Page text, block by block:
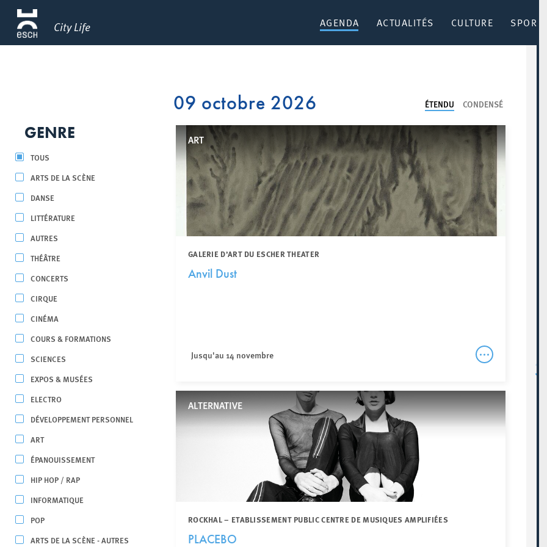
City Life AGENDA ACTUALITÉS CULTURE SPORT
GENRE
TOUS
ARTS DE LA SCÈNE
DANSE
LITTÉRATURE
AUTRES
THÉÂTRE
CONCERTS
CIRQUE
CINÉMA
COURS & FORMATIONS
SCIENCES
EXPOS & MUSÉES
ELECTRO
DÉVELOPPEMENT PERSONNEL
ART
ÉPANOUISSEMENT
HIP HOP / RAP
INFORMATIQUE
POP
ARTS DE LA SCÈNE - AUTRES
ÉTENDU CONDENSÉ
09 octobre 2026
ART
GALERIE D’ART DU ESCHER THEATER
Anvil Dust
Jusqu'au 14 novembre
ALTERNATIVE
ROCKHAL – ETABLISSEMENT PUBLIC CENTRE DE MUSIQUES AMPLIFIÉES
PLACEBO